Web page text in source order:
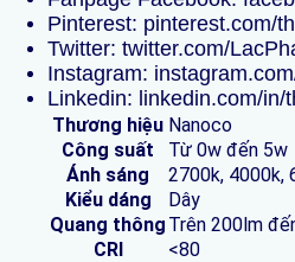
Pinterest: pinterest.com/
Twitter: twitter.com/
Instagram:
Linkedin: linkedin.com/
Thương hiệu Nanoco
Công suất
Từ 0w đến 5w
Ánh sáng
2700k, 4000k,
Kiểu dáng
Dây
Quang thông Trên 200lm
CRI
<80